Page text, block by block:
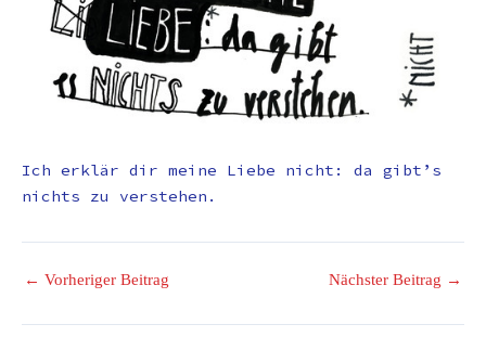
Ich erklär dir meine Liebe nicht: da gibt’s
nichts zu verstehen.
← Vorheriger Beitrag Nächster Beitrag →